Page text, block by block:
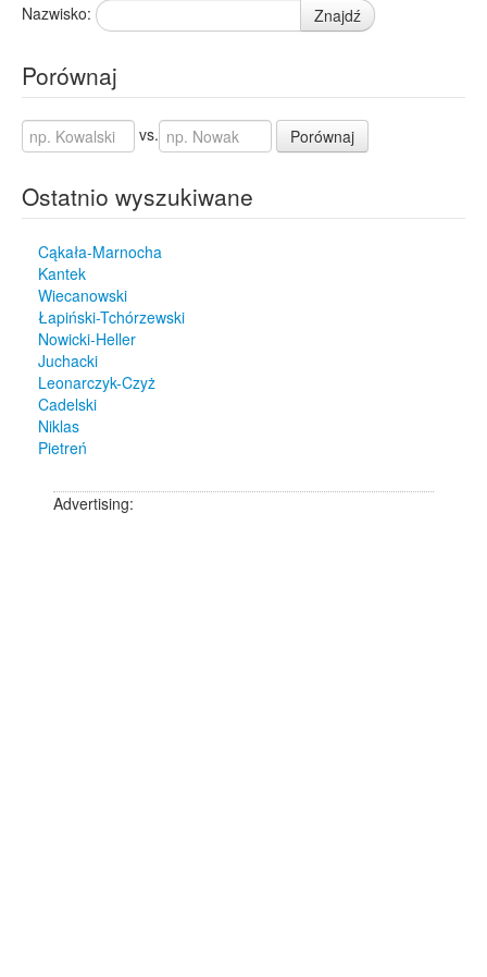
Nazwisko: Znajdź
Porównaj
vs. Porównaj
Ostatnio wyszukiwane
Cąkała-Marnocha
Kantek
Wiecanowski
Łapiński-Tchórzewski
Nowicki-Heller
Juchacki
Leonarczyk-Czyż
Cadelski
Niklas
Pietreń
Advertising: